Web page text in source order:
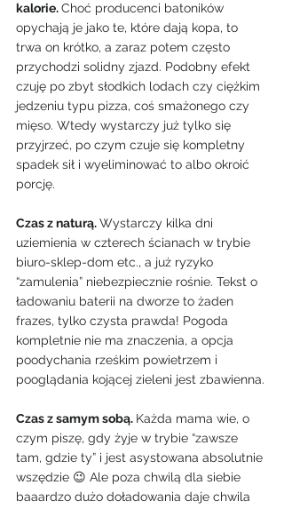
kalorie. Choć producenci batoników
opychają je jako te, które dają kopa, to
trwa on krótko, a zaraz potem często
przychodzi solidny zjazd. Podobny efekt
czuję po zbyt słodkich lodach czy ciężkim
jedzeniu typu pizza, coś smażonego czy
mięso. Wtedy wystarczy już tylko się
przyjrzeć, po czym czuje się kompletny
spadek sił i wyeliminować to albo okroić
porcję.
Czas z naturą. Wystarczy kilka dni
uziemienia w czterech ścianach w trybie
biuro-sklep-dom etc., a już ryzyko
“zamulenia” niebezpiecznie rośnie. Tekst o
ładowaniu baterii na dworze to żaden
frazes, tylko czysta prawda! Pogoda
kompletnie nie ma znaczenia, a opcja
poodychania rześkim powietrzem i
pooglądania kojącej zieleni jest zbawienna.
Czas z samym sobą. Każda mama wie, o
czym piszę, gdy żyje w trybie “zawsze
tam, gdzie ty” i jest asystowana absolutnie
wszędzie 😉 Ale poza chwilą dla siebie
baaardzo dużo doładowania daje chwila